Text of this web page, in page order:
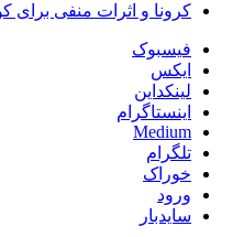
کرونا و اثرات منفی برای
فیسبوک
ایکس
لینکداین
اینستاگرام
Medium
تلگرام
خوراک
ورود
سایدبار